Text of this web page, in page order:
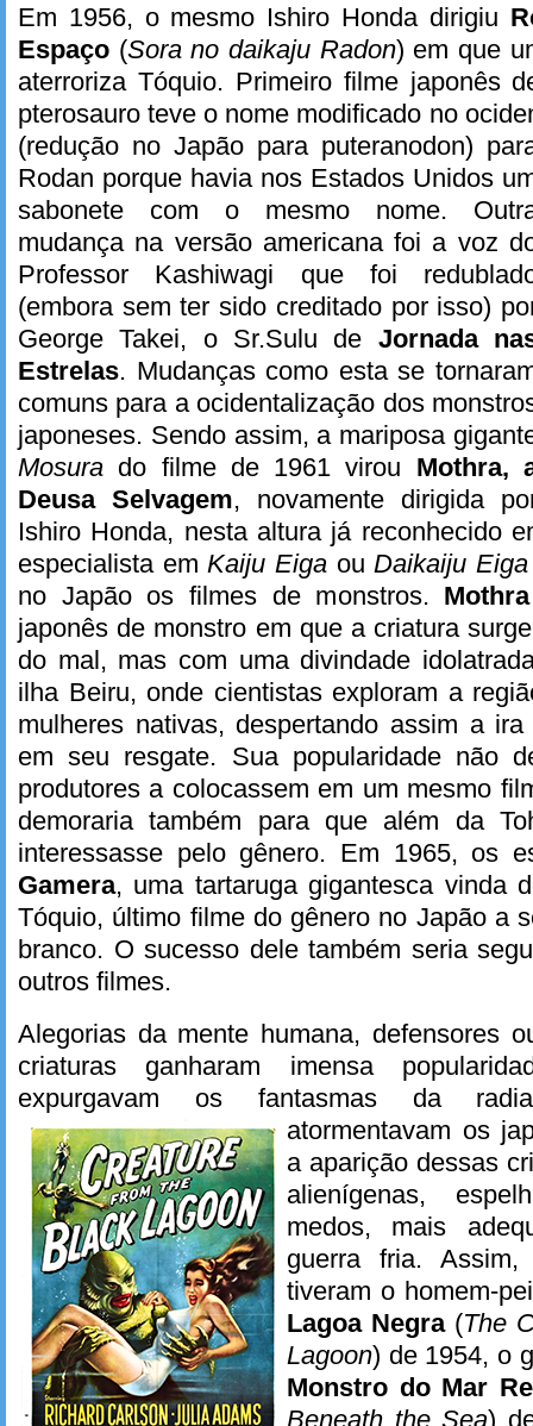
Em 1956, o mesmo Ishiro Honda dirigiu
Espaço (Sora no daikaju Radon) em que
aterroriza Tóquio. Primeiro filme japonês
pterosauro teve o nome modificado no
(redução no Japão para puteranodon)
Rodan porque havia nos Estados Unidos
sabonete com o mesmo nome.
mudança na versão americana foi a voz
Professor Kashiwagi que foi
(embora sem ter sido creditado por isso)
George Takei, o Sr.Sulu de Jornada
Estrelas. Mudanças como esta se
comuns para a ocidentalização dos
japoneses. Sendo assim, a mariposa
Mosura do filme de 1961 virou Mothra,
Deusa Selvagem, novamente dirigida
Ishiro Honda, nesta altura já reconhecido
especialista em Kaiju Eiga ou Daikaiju Eiga
no Japão os filmes de monstros. Mothra
japonês de monstro em que a criatura
do mal, mas com uma divindade
ilha Beiru, onde cientistas exploram a
mulheres nativas, despertando assim a
em seu resgate. Sua popularidade não
produtores a colocassem em um mesmo
demoraria também para que além da
interessasse pelo gênero. Em 1965, os
Gamera, uma tartaruga gigantesca vinda
Tóquio, último filme do gênero no Japão a
branco. O sucesso dele também seria
outros filmes.
Alegorias da mente humana, defensores
criaturas ganharam imensa
expurgavam os fantasmas da
atormentavam os
a aparição dessas
alienígenas,
medos, mais
guerra fria.
tiveram o homem-
Lagoa Negra(The
Lagoon) de 1954, o
Monstro do Mar
Beneath the Sea)